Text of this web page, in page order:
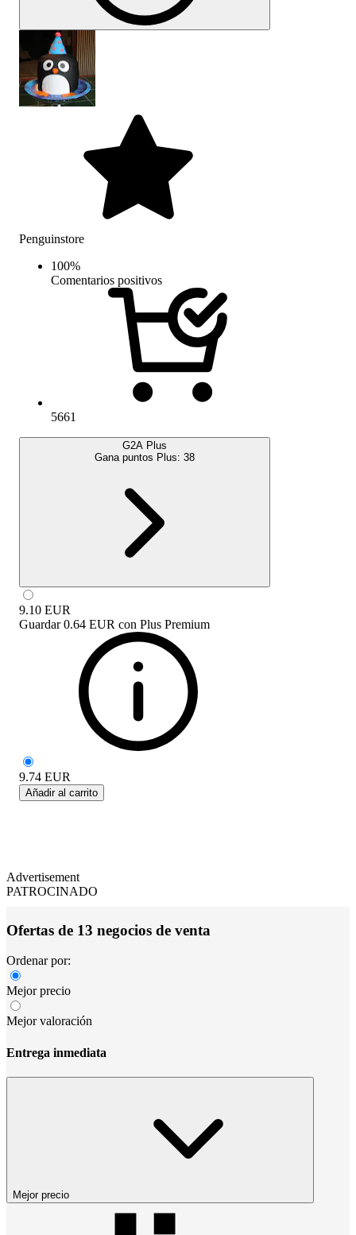
Penguinstore
100%
Comentarios positivos
5661
G2A Plus
Gana puntos Plus: 38
9.10 EUR
Guardar 0.64 EUR con Plus Premium
9.74 EUR
Añadir al carrito
Advertisement
PATROCINADO
Ofertas de 13 negocios de venta
Ordenar por:
Mejor precio
Mejor valoración
Entrega inmediata
Mejor precio